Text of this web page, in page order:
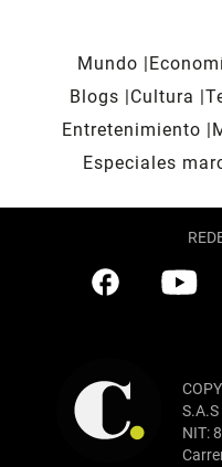
Mundo
Blogs
Cultura
Entretenimiento
Especiales
S.A.S
NIT: